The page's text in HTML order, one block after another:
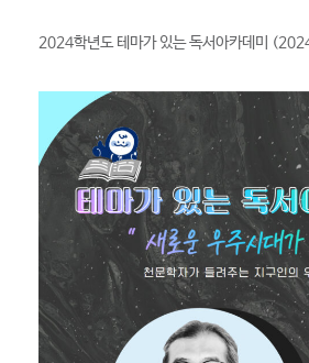
2024학년도 테마가 있는 독서아카데미